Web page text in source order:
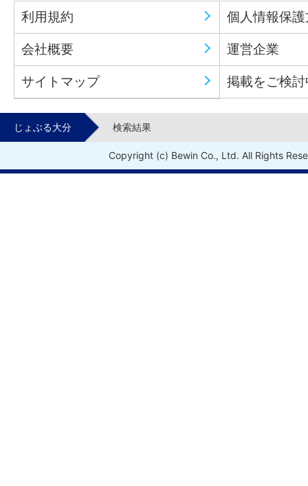
利用規約 個人情報保
会社概要 運営企業
サイトマップ 掲載をご検
じょぶる大分 検索結果
Copyright (c) Bewin Co., Ltd. All Rights